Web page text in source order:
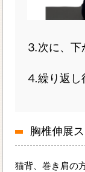
⒊次に、下
⒋繰り返し
胸椎伸展
猫背、巻き肩の